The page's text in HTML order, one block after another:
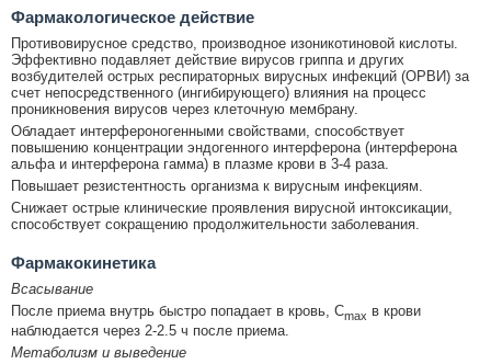
Фармакологическое действие
Противовирусное средство, производное изоникотиновой кислоты.
Эффективно подавляет действие вирусов гриппа и других
возбудителей острых респираторных вирусных инфекций (ОРВИ) за
счет непосредственного (ингибирующего) влияния на процесс
проникновения вирусов через клеточную мембрану.
Обладает интерфероногенными свойствами, способствует
повышению концентрации эндогенного интерферона (интерферона
альфа и интерферона гамма) в плазме крови в 3-4 раза.
Повышает резистентность организма к вирусным инфекциям.
Снижает острые клинические проявления вирусной интоксикации,
способствует сокращению продолжительности заболевания.
Фармакокинетика
Всасывание
После приема внутрь быстро попадает в кровь, Cmax в крови
наблюдается через 2-2.5 ч после приема.
Метаболизм и выведение